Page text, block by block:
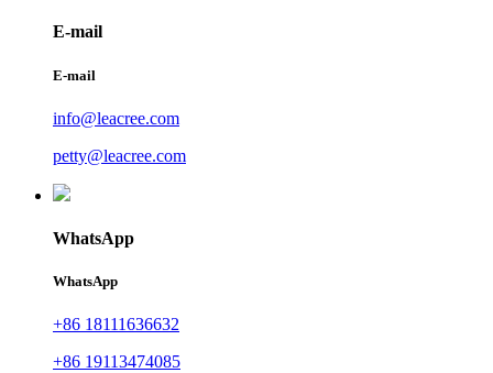
E-mail
E-mail
info@leacree.com
petty@leacree.com
WhatsApp
WhatsApp
+86 18111636632
+86 19113474085